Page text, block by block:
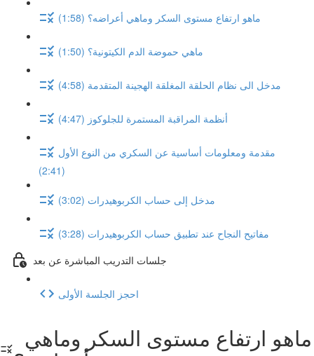
ماهو ارتفاع مستوى السكر وماهي أعراضه؟ (1:58)
ماهي حموضة الدم الكيتونية؟ (1:50)
مدخل الى نظام الحلقة المغلقة الهجينة المتقدمة (4:58)
أنظمة المراقبة المستمرة للجلوكوز (4:47)
مقدمة ومعلومات أساسية عن السكري من النوع الأول
(2:41)
مدخل إلى حساب الكربوهيدرات (3:02)
مفاتيح النجاح عند تطبيق حساب الكربوهيدرات (3:28)
جلسات التدريب المباشرة عن بعد
احجز الجلسة الأولى